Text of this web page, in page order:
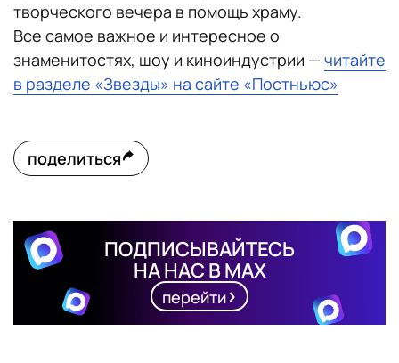
творческого вечера в помощь храму.
Все самое важное и интересное о
знаменитостях, шоу и киноиндустрии — читайте
в разделе «Звезды» на сайте «Постньюс»
поделиться
ПОДПИСЫВАЙТЕСЬ
НА НАС В MAX
перейти